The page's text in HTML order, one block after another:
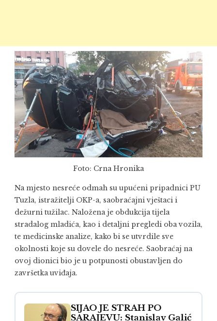
Foto: Crna Hronika
Na mjesto nesreće odmah su upućeni pripadnici PU
Tuzla, istražitelji OKP-a, saobraćajni vještaci i
dežurni tužilac. Naložena je obdukcija tijela
stradalog mladića, kao i detaljni pregledi oba vozila,
te medicinske analize, kako bi se utvrdile sve
okolnosti koje su dovele do nesreće. Saobraćaj na
ovoj dionici bio je u potpunosti obustavljen do
završetka uviđaja.
SIJAO JE STRAH PO
SARAJEVU: Stanislav Galić